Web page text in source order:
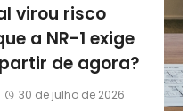
virou risco
a NR-1 exige
de agora?
30 de julho de 2026